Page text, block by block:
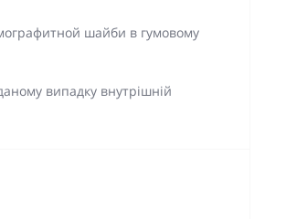
шайби в гумовому
випадку внутрішній